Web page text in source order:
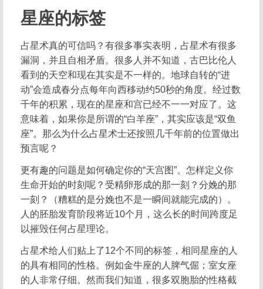
星座的标签
占星术真的可信吗？有很多事实表明，占星术有很多
漏洞，并且自相矛盾。很多人并不知道，古巴比伦人
看到的天空和现在其实是不一样的。地球自转的“进
动”会造成春分点每年向西移动约50秒的角度。经过数
千年的积累，现在的星座和宫已经不一一对应了。这
意味着，如果你是所谓的“白羊座”，其实应该是“双鱼
座”。那么为什么占星术士还按照几千年前的位置做出
预言呢？
更有趣的问题是如何确定你的“天宫图”。怎样定义你
生命开始的时刻呢？受精卵形成的那一刻？分娩的那
一刻？（糟糕的是分娩也不是一瞬间就能完成的）。
人的胚胎发育阶段将近10个月，这么长的时间跨度足
以摧毁任何占星理论。
占星术给人们贴上了12个不同的标签，相同星座的人
的具有相同的性格。例如金牛座的人脾气倔；室女座
的人非常仔细。然而我们知道，很多双胞胎的性格截